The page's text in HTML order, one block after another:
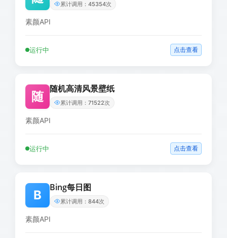
累计调用：45354次
素颜API
运行中 点击查看
随
随机高清风景壁纸
累计调用：71522次
素颜API
运行中 点击查看
B
Bing每日图
累计调用：844次
素颜API